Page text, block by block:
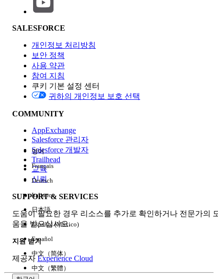
기능 영향
Edition
경험
SALESFORCE
개인정보 처리방침
보안 정책
사용 약관
참여 지침
쿠키 기본 설정 센터
귀하의 개인정보 보호 선택
COMMUNITY
AppExchange
Salesforce 관리자
Salesforce 개발자
Trailhead
교육
신뢰
SUPPORT & SERVICES
도움이 필요한 경우 리소스를 추가로 확인하거나 전문가의
움을 받으십시오.
지원 받기
제공자 Experience Cloud
영어
Français
Deutsch
Italiano
日本語
Español (México)
Español
中文（简体）
中文（繁體）